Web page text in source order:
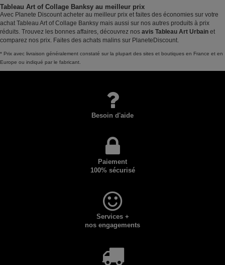
Tableau Art of Collage Banksy au meilleur prix
Avec Planete Discount acheter au meilleur prix et faites des économies sur votre
achat Tableau Art of Collage Banksy mais aussi sur nos autres produits à prix
réduits. Trouvez les bonnes affaires, découvrez nos avis Tableau Art Urbain et
comparez nos prix. Faites des achats malins sur PlaneteDiscount.
* Prix avec livraison généralement constaté sur la plupart des sites et boutiques en France et en
Europe ou indiqué par le fabricant.
Besoin d'aide
Paiement
100% sécurisé
Services +
nos engagements